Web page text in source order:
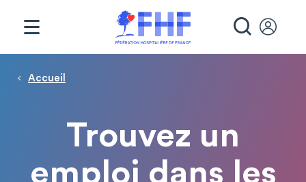
Page d'accueil
Fil d'Ariane
Accueil
Trouvez un
emploi dans les
Panneau de gestion des cookies